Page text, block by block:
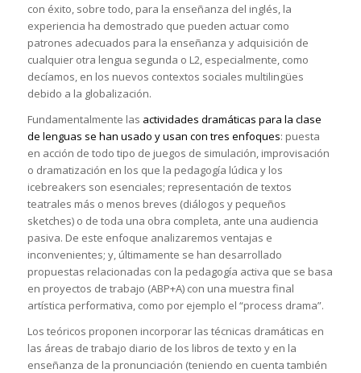
con éxito, sobre todo, para la enseñanza del inglés, la
experiencia ha demostrado que pueden actuar como
patrones adecuados para la enseñanza y adquisición de
cualquier otra lengua segunda o L2, especialmente, como
decíamos, en los nuevos contextos sociales multilingües
debido a la globalización.
Fundamentalmente las actividades dramáticas para la clase
de lenguas se han usado y usan con tres enfoques: puesta
en acción de todo tipo de juegos de simulación, improvisación
o dramatización en los que la pedagogía lúdica y los
icebreakers son esenciales; representación de textos
teatrales más o menos breves (diálogos y pequeños
sketches) o de toda una obra completa, ante una audiencia
pasiva. De este enfoque analizaremos ventajas e
inconvenientes; y, últimamente se han desarrollado
propuestas relacionadas con la pedagogía activa que se basa
en proyectos de trabajo (ABP+A) con una muestra final
artística performativa, como por ejemplo el “process drama”.
Los teóricos proponen incorporar las técnicas dramáticas en
las áreas de trabajo diario de los libros de texto y en la
enseñanza de la pronunciación (teniendo en cuenta también